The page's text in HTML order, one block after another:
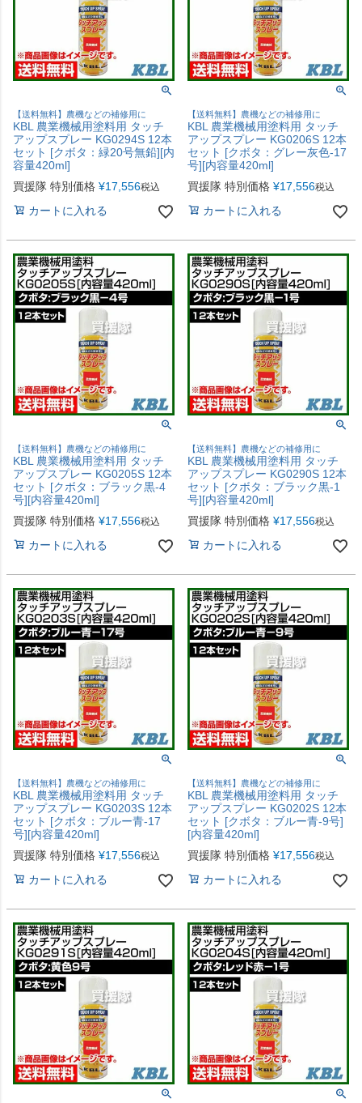
【送料無料】農機などの補修用に
KBL 農業機械用塗料用 タッチ
アップスプレー KG0294S 12本
セット [クボタ：緑20号無鉛][内
容量420ml]
買援隊 特別価格 ¥17,556税込
カートに入れる
【送料無料】農機などの補修用に
KBL 農業機械用塗料用 タッチ
アップスプレー KG0206S 12本
セット [クボタ：グレー灰色-17
号][内容量420ml]
買援隊 特別価格 ¥17,556税込
カートに入れる
【送料無料】農機などの補修用に
KBL 農業機械用塗料用 タッチ
アップスプレー KG0205S 12本
セット [クボタ：ブラック黒-4
号][内容量420ml]
買援隊 特別価格 ¥17,556税込
カートに入れる
【送料無料】農機などの補修用に
KBL 農業機械用塗料用 タッチ
アップスプレー KG0290S 12本
セット [クボタ：ブラック黒-1
号][内容量420ml]
買援隊 特別価格 ¥17,556税込
カートに入れる
【送料無料】農機などの補修用に
KBL 農業機械用塗料用 タッチ
アップスプレー KG0203S 12本
セット [クボタ：ブルー青-17
号][内容量420ml]
買援隊 特別価格 ¥17,556税込
カートに入れる
【送料無料】農機などの補修用に
KBL 農業機械用塗料用 タッチ
アップスプレー KG0202S 12本
セット [クボタ：ブルー青-9号]
[内容量420ml]
買援隊 特別価格 ¥17,556税込
カートに入れる